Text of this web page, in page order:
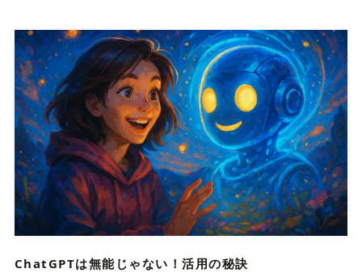
ChatGPTは無能じゃない！活用の秘訣